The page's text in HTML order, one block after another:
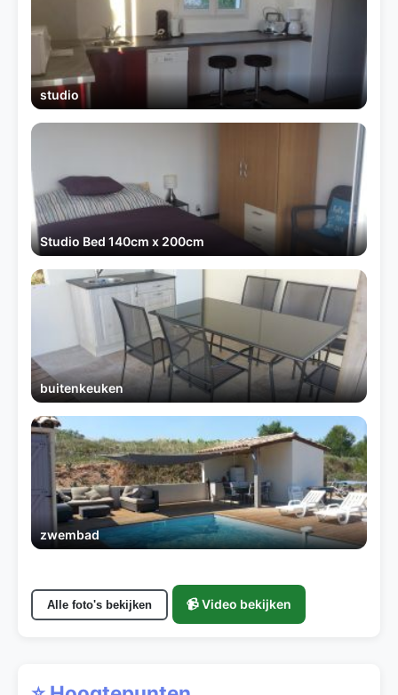
studio
Studio Bed 140cm x 200cm
buitenkeuken
zwembad
Alle foto's bekijken 📹 Video bekijken